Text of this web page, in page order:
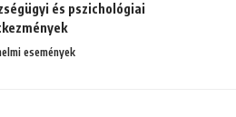
és pszichológiai
események